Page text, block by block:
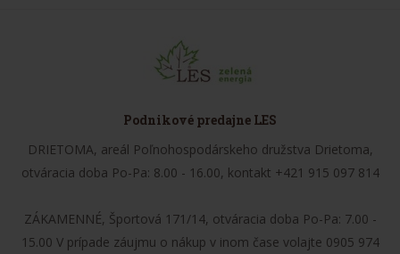
Podnikové predajne LES
DRIETOMA, areál Poľnohospodárskeho družstva Drietoma,
otváracia doba Po-Pa: 8.00 - 16.00, kontakt +421 915 097 814
ZÁKAMENNÉ, Športová 171/14, otváracia doba Po-Pa: 7.00 -
15.00 V prípade záujmu o nákup v inom čase volajte 0905 974